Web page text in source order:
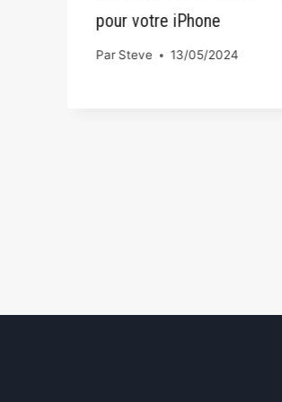
pour votre iPhone
ParSteve 13/05/2024